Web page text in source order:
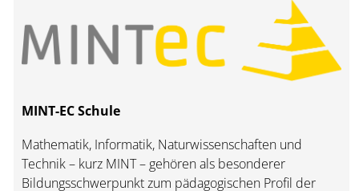
MINT-EC Schule
Mathematik, Informatik, Naturwissenschaften und
Technik – kurz MINT – gehören als besonderer
Bildungsschwerpunkt zum pädagogischen Profil der